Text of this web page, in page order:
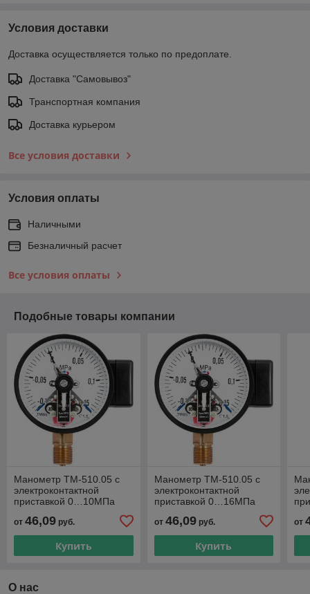
Условия доставки
Доставка осуществляется только по предоплате.
Доставка "Самовывоз"
Транспортная компания
Доставка курьером
Все условия доставки
Условия оплаты
Наличными
Безналичный расчет
Все условия оплаты
Подобные товары компании
Манометр ТМ-510.05 с
электроконтактной
приставкой 0…10МПа
радиальный штуцер
от 46,09 руб.
Купить
Манометр ТМ-510.05 с
электроконтактной
приставкой 0…16МПа
радиальный штуцер
от 46,09руб.
Купить
от
О нас